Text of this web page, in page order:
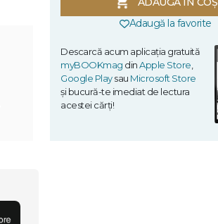
Adaugă la favorite
Descarcă acum aplicația gratuită
myBOOKmag dinApple Store
Google Playsau Microsoft Store
și bucură-te imediat de lectura
acestei cărți!